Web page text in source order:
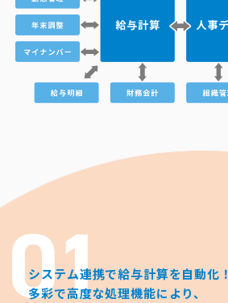
システム連携で給与計算を自動化！
多彩で高度な処理機能により、